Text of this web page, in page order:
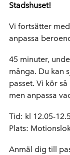
Stadshuset!
Vi fortsätter
anpassa
45 minuter,
många. Du kan
passet. Vi kör
men anpassa
Tid: kl 12.05-
Plats:
Anmäl dig till